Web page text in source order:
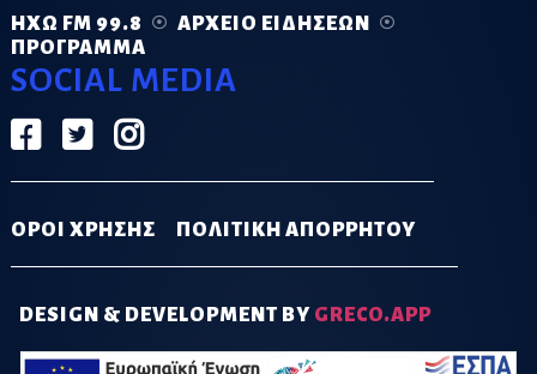
ΗΧΏ FM 99.8
ΑΡΧΕΊΟ ΕΙΔΉΣΕΩΝ
ΠΡΌΓΡΑΜΜΑ
SOCIAL MEDIA
ΟΡΟΙ ΧΡΗΣΗΣ ΠΟΛΙΤΙΚΗ ΑΠΟΡΡΗΤΟΥ
DESIGN & DEVELOPMENT BY GRECO.APP